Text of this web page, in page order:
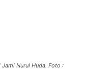
Nurul Huda. Foto :